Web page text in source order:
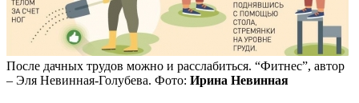
После дачных трудов можно и расслабиться. “Фитнес”, автор
– Эля Невинная-Голубева. Фото: Ирина Невинная